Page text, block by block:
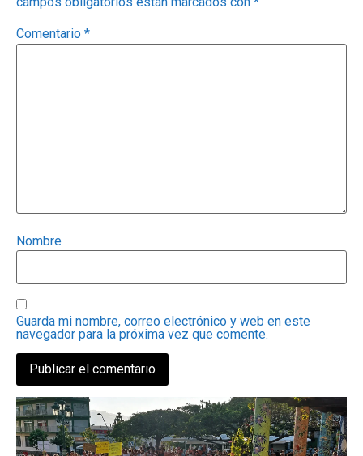
Comentario *
Nombre
Guarda mi nombre, correo electrónico y web en este
navegador para la próxima vez que comente.